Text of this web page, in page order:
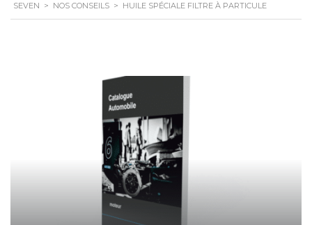
SEVEN > NOS CONSEILS > HUILE SPÉCIALE FILTRE À PARTICULE